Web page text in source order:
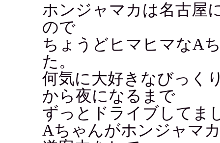
ホンジャマカは名古屋
ので
ちょうどヒマヒマなA
た。
何気に大好きなびっく
から夜になるまで
ずっとドライブしてま
Aちゃんがホンジャマ